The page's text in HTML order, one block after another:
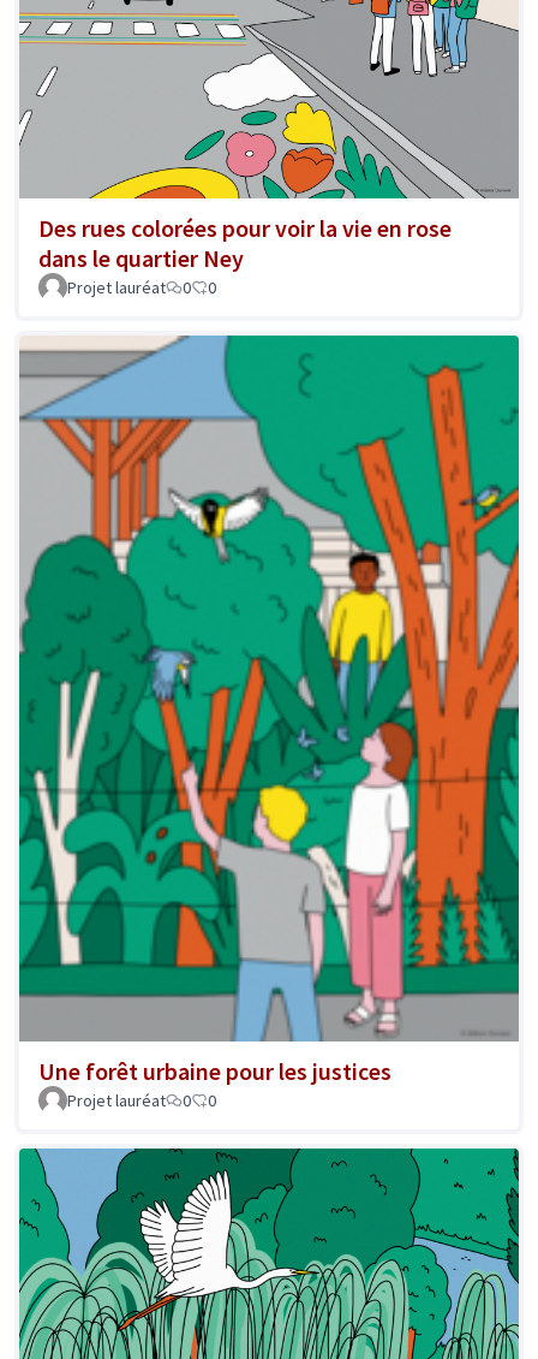
Des rues colorées pour voir la vie en rose
dans le quartier Ney
Projet lauréat 0 0
Une forêt urbaine pour les justices
Projet lauréat 0 0